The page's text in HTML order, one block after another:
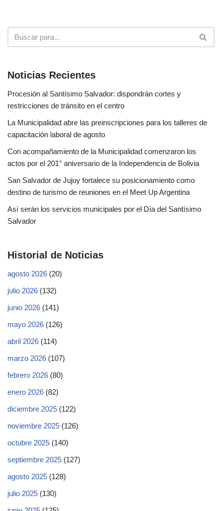
Noticias Recientes
Procesión al Santísimo Salvador: dispondrán cortes y
restricciones de tránsito en el centro
La Municipalidad abre las preinscripciones para los talleres de
capacitación laboral de agosto
Con acompañamiento de la Municipalidad comenzaron los
actos por el 201° aniversario de la Independencia de Bolivia
San Salvador de Jujuy fortalece su posicionamiento como
destino de turismo de reuniones en el Meet Up Argentina
Así serán los servicios municipales por el Día del Santísimo
Salvador
Historial de Noticias
agosto 2026 (20)
julio 2026 (132)
junio 2026 (141)
mayo 2026 (126)
abril 2026 (114)
marzo 2026 (107)
febrero 2026 (80)
enero 2026 (82)
diciembre 2025 (122)
noviembre 2025 (126)
octubre 2025 (140)
septiembre 2025 (127)
agosto 2025 (128)
julio 2025 (130)